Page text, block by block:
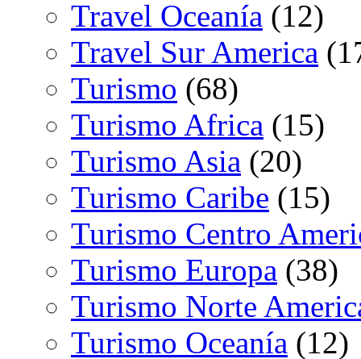
Travel Oceanía (12)
Travel Sur America
Turismo (68)
Turismo Africa (15)
Turismo Asia (20)
Turismo Caribe (15)
Turismo Centro
Turismo Europa (38)
Turismo Norte
Turismo Oceanía (12)